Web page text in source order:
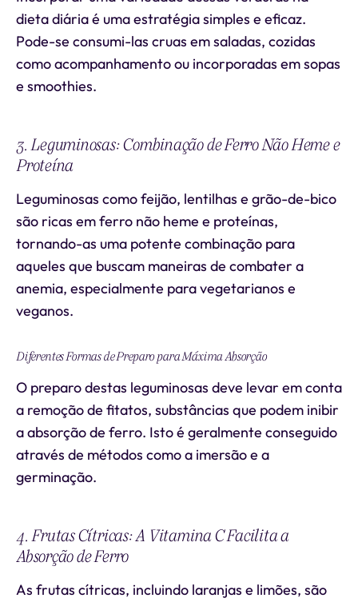
dieta diária é uma estratégia simples e eficaz.
Pode-se consumi-las cruas em saladas, cozidas
como acompanhamento ou incorporadas em sopas
e smoothies.
3. Leguminosas: Combinação de Ferro Não Heme e
Proteína
Leguminosas como feijão, lentilhas e grão-de-bico
são ricas em ferro não heme e proteínas,
tornando-as uma potente combinação para
aqueles que buscam maneiras de combater a
anemia, especialmente para vegetarianos e
veganos.
Diferentes Formas de Preparo para Máxima Absorção
O preparo destas leguminosas deve levar em conta
a remoção de fitatos, substâncias que podem inibir
a absorção de ferro. Isto é geralmente conseguido
através de métodos como a imersão e a
germinação.
4. Frutas Cítricas: A Vitamina C Facilita a
Absorção de Ferro
As frutas cítricas, incluindo laranjas e limões, são